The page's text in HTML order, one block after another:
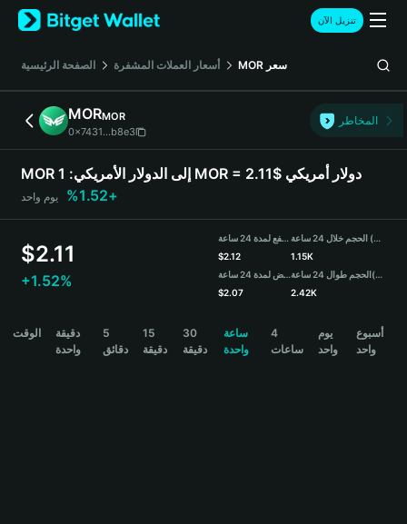
English
日本語
Русский
Español (Latinoamérica)
Türkçe
Deutsch
简体中文
Português (Portugal)
Bahasa Indonesia
বাংলা
تنزيل الآن
الصفحة الرئيسية أسعار العملات المشفرة MOR سعر
MORMOR
0x7431...b8e3
المخاطر
MOR إلى الدولار الأمريكي:
1 MOR = 2.11$ دولار أمريكي
+1.52%
يوم واحد
$2.11
+1.52%
مرتفع لمدة 24 ساعة
$2.12
منخفض لمدة 24 ساعة
$2.07
الحجم خلال 24 ساعة (MOR)
1.15K
الحجم طوال 24 ساعة(USDT)
2.42K
الوقت
دقيقة
واحدة
5
دقائق
15
دقيقة
30
دقيقة
ساعة
واحدة
4
ساعات
يوم
واحد
أسبوع
واحد